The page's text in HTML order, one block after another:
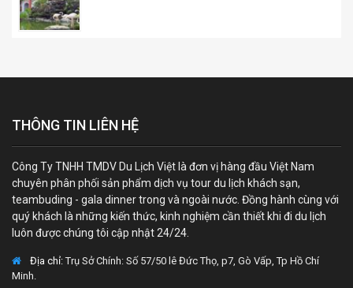
THÔNG TIN LIÊN HỆ
Công Ty TNHH TMDV Du Lịch Việt là đơn vị hàng đầu Việt Nam
chuyên phân phối sản phẩm dịch vụ tour du lịch khách sạn,
teambuding - gala dinner trong và ngoài nước. Đồng hành cùng với
quý khách là những kiến thức, kinh nghiệm cần thiết khi đi du lịch
luôn được chúng tôi cập nhật 24/24.
Địa chỉ:Trụ Sở Chính: Số 57/50 lê Đức Thọ, p7, Gò Vấp, Tp Hồ Chí
Minh.